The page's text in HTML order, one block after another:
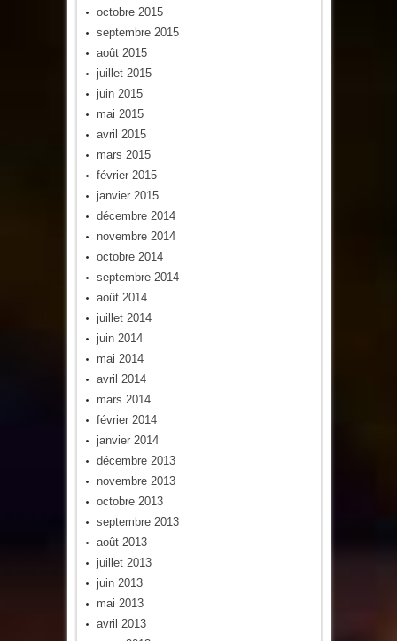
octobre 2015
septembre 2015
août 2015
juillet 2015
juin 2015
mai 2015
avril 2015
mars 2015
février 2015
janvier 2015
décembre 2014
novembre 2014
octobre 2014
septembre 2014
août 2014
juillet 2014
juin 2014
mai 2014
avril 2014
mars 2014
février 2014
janvier 2014
décembre 2013
novembre 2013
octobre 2013
septembre 2013
août 2013
juillet 2013
juin 2013
mai 2013
avril 2013